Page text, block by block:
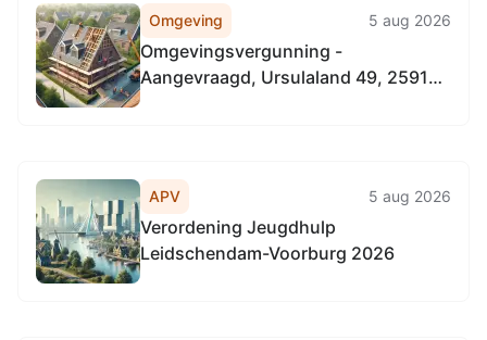
Omgeving 5 aug 2026
Omgevingsvergunning -
Aangevraagd, Ursulaland 49, 2591
APV 5 aug 2026
Verordening Jeugdhulp
Leidschendam-Voorburg 2026